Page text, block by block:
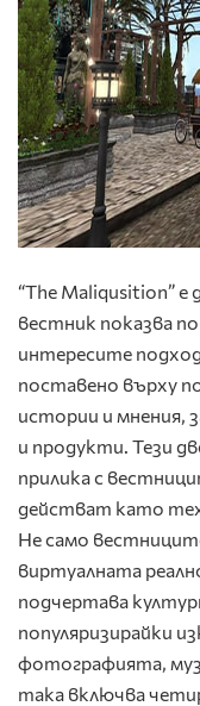
“The Maliqusition” е
вестник показва
интересите
поставено върху
истории и мнения,
и продукти. Тези
прилика с
действат като
Не само
виртуалната
подчертава
популяризирайки
фотографията,
така включва